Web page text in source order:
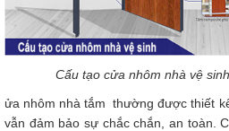
Cấu tạo cửa nhôm nhà vệ
ửa nhôm nhà tắm thường được thiết
vẫn đảm bảo sự chắc chắn, an toàn.